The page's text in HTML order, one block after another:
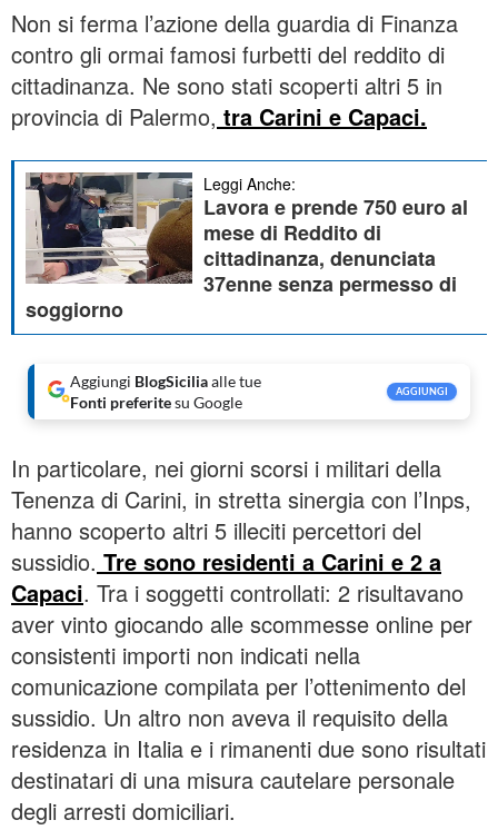
Non si ferma l’azione della guardia di Finanza
contro gli ormai famosi furbetti del reddito di
cittadinanza. Ne sono stati scoperti altri 5 in
provincia di Palermo, tra Carini e Capaci.
Leggi Anche:
Lavora e prende 750 euro al
mese di Reddito di
cittadinanza, denunciata
37enne senza permesso di
soggiorno
Aggiungi BlogSiciliaalle tue
Fonti preferitesu Google
AGGIUNGI
In particolare, nei giorni scorsi i militari della
Tenenza di Carini, in stretta sinergia con l’Inps,
hanno scoperto altri 5 illeciti percettori del
sussidio. Tre sono residenti a Carini e 2 a
Capaci. Tra i soggetti controllati: 2 risultavano
aver vinto giocando alle scommesse online per
consistenti importi non indicati nella
comunicazione compilata per l’ottenimento del
sussidio. Un altro non aveva il requisito della
residenza in Italia e i rimanenti due sono risultati
destinatari di una misura cautelare personale
degli arresti domiciliari.